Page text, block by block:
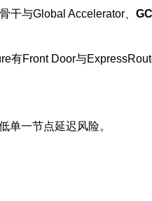
干与Global Accelerator、
Front Door与
单一节点延迟风险。